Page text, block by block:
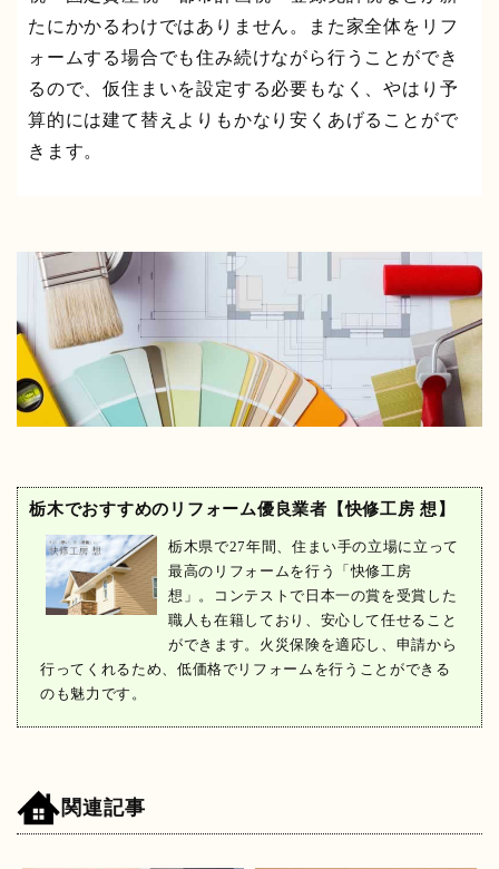
たにかかるわけではありません。また家全体をリフ
ォームする場合でも住み続けながら行うことができ
るので、仮住まいを設定する必要もなく、やはり予
算的には建て替えよりもかなり安くあげることがで
きます。
栃木でおすすめのリフォーム優良業者【快修工房 想】
栃木県で27年間、住まい手の立場に立って
最高のリフォームを行う「快修工房
想」。コンテストで日本一の賞を受賞した
職人も在籍しており、安心して任せること
ができます。火災保険を適応し、申請から
行ってくれるため、低価格でリフォームを行うことができる
のも魅力です。
関連記事